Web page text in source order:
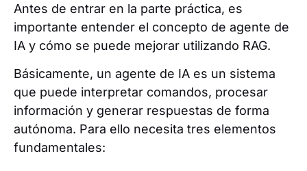
Antes de entrar en la parte práctica, es
importante entender el concepto de agente de
IA y cómo se puede mejorar utilizando RAG.
Básicamente, un agente de IA es un sistema
que puede interpretar comandos, procesar
información y generar respuestas de forma
autónoma. Para ello necesita tres elementos
fundamentales: